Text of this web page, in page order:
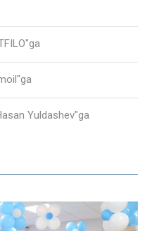
"ga
"ga
Yuldashev"ga